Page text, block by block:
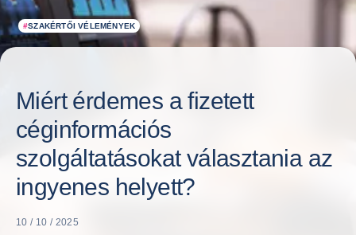
#SZAKÉRTŐI VÉLEMÉNYEK
Miért érdemes a fizetett
céginformációs
szolgáltatásokat választania az
ingyenes helyett?
10 / 10 / 2025